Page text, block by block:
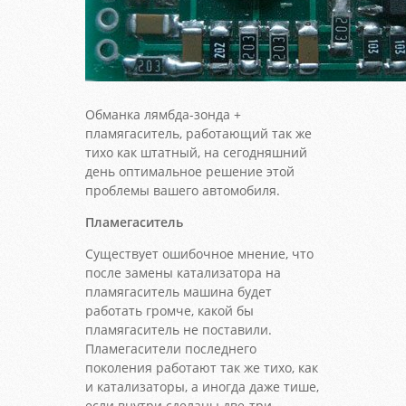
Обманка лямбда-зонда +
пламягаситель, работающий так же
тихо как штатный, на сегодняшний
день оптимальное решение этой
проблемы вашего автомобиля.
Пламегаситель
Существует ошибочное мнение, что
после замены катализатора на
пламягаситель машина будет
работать громче, какой бы
пламягаситель не поставили.
Пламегасители последнего
поколения работают так же тихо, как
и катализаторы, а иногда даже тише,